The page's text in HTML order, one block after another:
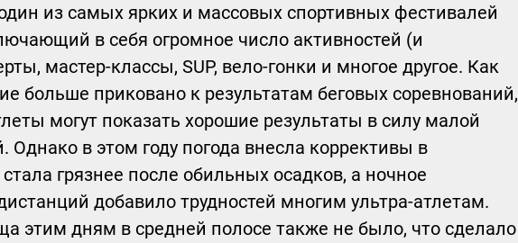
из самых ярких и массовых спортивных фестивалей
в себя огромное число активностей (и
мастер-классы, SUP, вело-гонки и многое другое. Как
больше приковано к результатам беговых соревнований,
могут показать хорошие результаты в силу малой
Однако в этом году погода внесла коррективы в
грязнее после обильных осадков, а ночное
добавило трудностей многим ультра-атлетам.
этим дням в средней полосе также не было, что сделало